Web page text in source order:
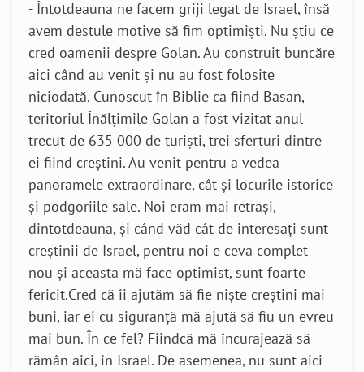
- Întotdeauna ne facem griji legat de Israel, însă
avem destule motive să fim optimiști. Nu știu ce
cred oamenii despre Golan. Au construit buncăre
aici când au venit și nu au fost folosite
niciodată. Cunoscut în Biblie ca fiind Basan,
teritoriul Înălțimile Golan a fost vizitat anul
trecut de 635 000 de turiști, trei sferturi dintre
ei fiind creștini. Au venit pentru a vedea
panoramele extraordinare, cât și locurile istorice
și podgoriile sale. Noi eram mai retrași,
dintotdeauna, și când văd cât de interesați sunt
creștinii de Israel, pentru noi e ceva complet
nou și aceasta mă face optimist, sunt foarte
fericit.Cred că îi ajutăm să fie niște creștini mai
buni, iar ei cu siguranță mă ajută să fiu un evreu
mai bun. În ce fel? Fiindcă mă încurajează să
rămân aici, în Israel. De asemenea, nu sunt aici